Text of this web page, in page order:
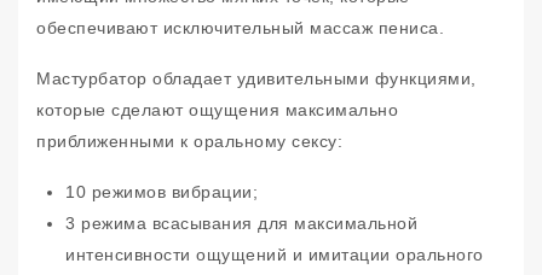
обеспечивают исключительный массаж пениса.
Мастурбатор обладает удивительными функциями,
которые сделают ощущения максимально
приближенными к оральному сексу:
10 режимов вибрации;
3 режима всасывания для максимальной
интенсивности ощущений и имитации орального